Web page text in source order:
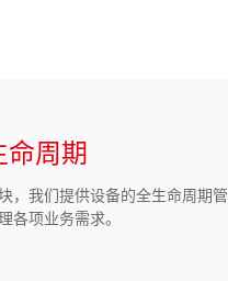
命周期
，我们提供设备的全生命周期
各项业务需求。